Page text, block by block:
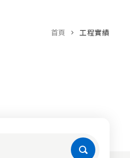
首頁 工程實績